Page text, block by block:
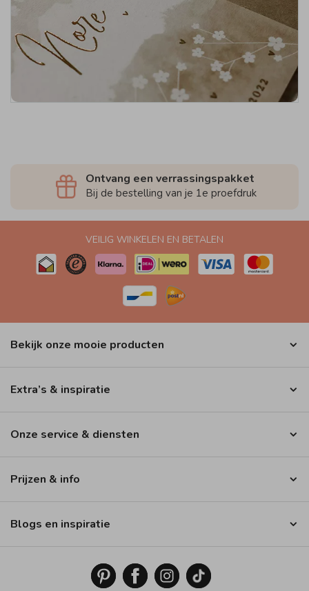
Ontvang een verrassingspakket
Bij de bestelling van je 1e proefdruk
VEILIG WINKELEN EN BETALEN
Bekijk onze mooie producten
Extra’s & inspiratie
Onze service & diensten
Prijzen & info
Blogs en inspiratie